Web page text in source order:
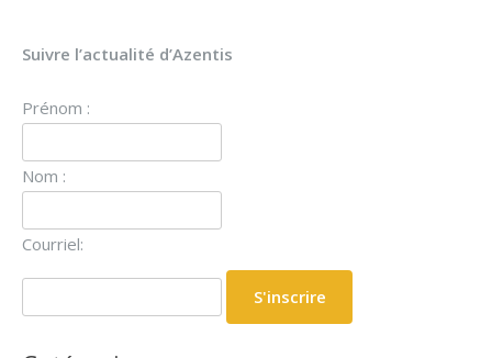
Suivre l’actualité d’Azentis
Prénom :
Nom :
Courriel: